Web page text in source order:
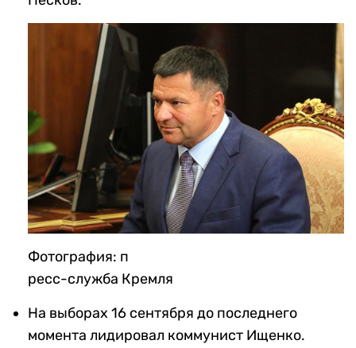
Фотография: п
ресс-служба Кремля
На выборах 16 сентября до последнего
момента лидировал коммунист Ищенко.